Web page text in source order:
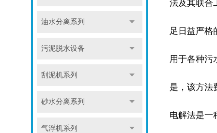
油水分离系列
污泥脱水设备
刮泥机系列
砂水分离系列
气浮机系列
法及其联合
足日益严格
用于各种污
是，该方法
电解法是一